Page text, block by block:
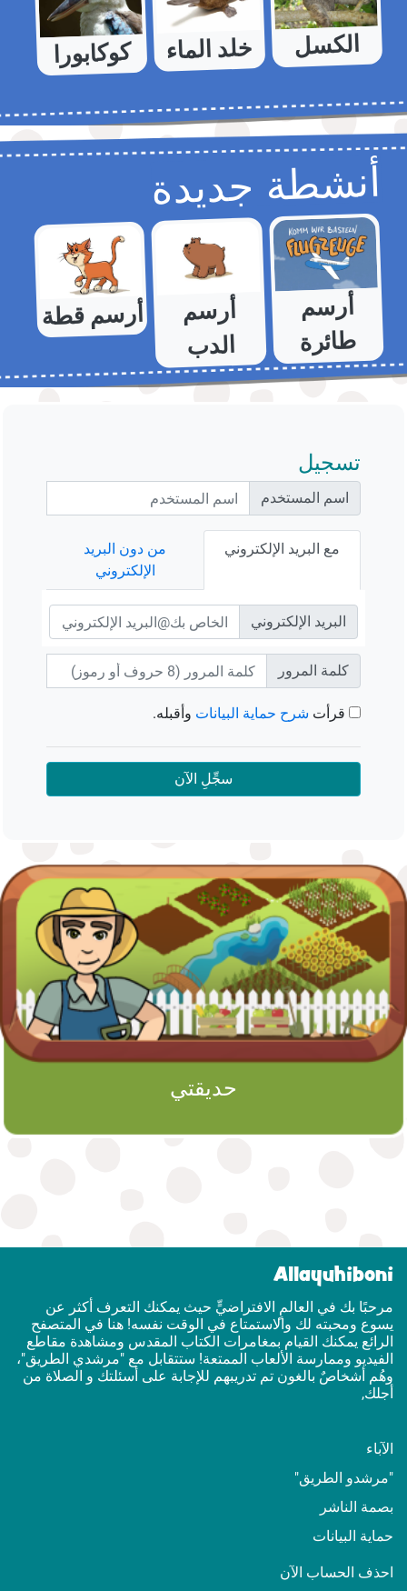
الكسل خلد الماء كوكابورا
أنشطة جديدة
أرسم
طائرة
أرسم
الدب
أرسم قطة
تسجيل
اسم المستخدم
مع البريد الإلكتروني
من دون البريد
الإلكتروني
البريد الإلكتروني
كلمة المرور
قرأت شرح حماية البيانات وأقبله.
سجِّلِ الآن
حديقتي
Allayuhiboni
مرحبًا بك في العالمٍ الافتراضيٍّ حيث يمكنك التعرف أكثر عن
يسوع ومحبته لك والاستمتاع في الوقت نفسه! هنا في المتصفح
الرائع يمكنك القيام بمغامرات الكتاب المقدس ومشاهدة مقاطع
الفيديو وممارسة الألعاب الممتعة! ستتقابل مع "مرشدي الطريق"،
وهُم أشخاصٌ بالغون تم تدريبهم للإجابة على أسئلتك و الصلاة من
أجلك,
الآباء
"مرشدو الطريق"
بصمة الناشر
حماية البيانات
احذف الحساب الآن